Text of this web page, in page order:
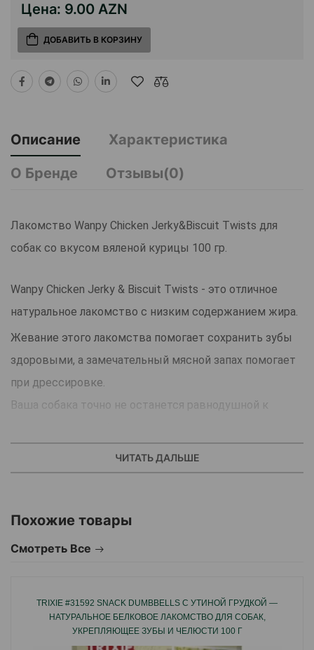
Цена: 9.00 AZN
ДОБАВИТЬ В КОРЗИНУ
Описание
Характеристика
О Бренде
Отзывы(0)
Лакомство Wanpy Chicken Jerky&Biscuit Twists для
собак со вкусом вяленой курицы 100 гр.
Wanpy Chicken Jerky & Biscuit Twists - это отличное
натуральное лакомство с низким содержанием жира.
Жевание этого лакомства помогает сохранить зубы
здоровыми, а замечательный мясной запах помогает
при дрессировке.
Ваша собака точно не останется равнодушной к
Особенности:
содержанием белка.
Здоровое пищеварение.
Удобно хранить: упаковка с замком Zір-Lосk
ЧИТАТЬ ДАЛЬШЕ
Похожие товары
Смотреть Все
TRIXIE #31592 SNACK DUMBBELLS С УТИНОЙ ГРУДКОЙ —
НАТУРАЛЬНОЕ БЕЛКОВОЕ ЛАКОМСТВО ДЛЯ СОБАК,
УКРЕПЛЯЮЩЕЕ ЗУБЫ И ЧЕЛЮСТИ 100 Г